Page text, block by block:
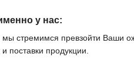
у нас:
стремимся превзойти Ваши
поставки продукции.